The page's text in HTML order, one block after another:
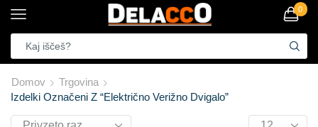
0
Domov
Trgovina
Izdelki Označeni Z “Električno Verižno Dvigalo”